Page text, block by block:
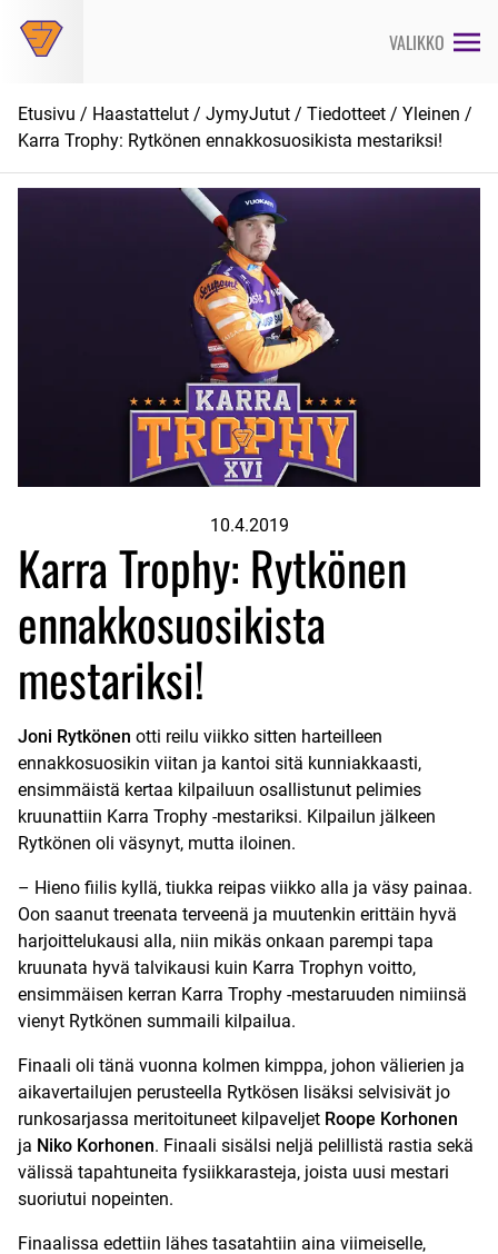
suoraan
VALIKKO
Etusivu / Haastattelut / JymyJutut / Tiedotteet / Yleinen /
Karra Trophy: Rytkönen ennakkosuosikista mestariksi!
10.4.2019
Karra Trophy: Rytkönen
ennakkosuosikista
mestariksi!
Joni Rytkönen otti reilu viikko sitten harteilleen
ennakkosuosikin viitan ja kantoi sitä kunniakkaasti,
ensimmäistä kertaa kilpailuun osallistunut pelimies
kruunattiin Karra Trophy -mestariksi. Kilpailun jälkeen
Rytkönen oli väsynyt, mutta iloinen.
– Hieno fiilis kyllä, tiukka reipas viikko alla ja väsy painaa.
Oon saanut treenata terveenä ja muutenkin erittäin hyvä
harjoittelukausi alla, niin mikäs onkaan parempi tapa
kruunata hyvä talvikausi kuin Karra Trophyn voitto,
ensimmäisen kerran Karra Trophy -mestaruuden nimiinsä
vienyt Rytkönen summaili kilpailua.
Finaali oli tänä vuonna kolmen kimppa, johon välierien ja
aikavertailujen perusteella Rytkösen lisäksi selvisivät jo
runkosarjassa meritoituneet kilpaveljet Roope Korhonen
ja Niko Korhonen. Finaali sisälsi neljä pelillistä rastia sekä
välissä tapahtuneita fysiikkarasteja, joista uusi mestari
suoriutui nopeinten.
Finaalissa edettiin lähes tasatahtiin aina viimeiselle,